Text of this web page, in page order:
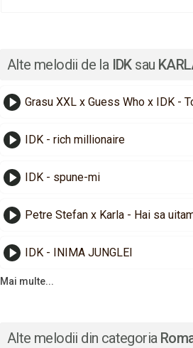
Alte melodii de la IDKsau
Grasu XXL x Guess Who x IDK -
IDK - rich millionaire
IDK - spune-mi
Petre Stefan x Karla - Hai sa
IDK - INIMA JUNGLEI
Mai multe...
Alte melodii din categoria